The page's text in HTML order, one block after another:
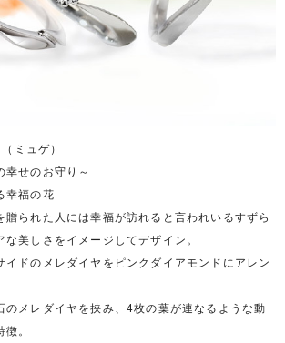
ミュゲ）
幸せのお守り～
幸福の花
贈られた人には幸福が訪れると言われいるすずら
美しさをイメージしてデザイン。
イドのメレダイヤをピンクダイアモンドにアレン
のメレダイヤを挟み、4枚の葉が連なるような動
。